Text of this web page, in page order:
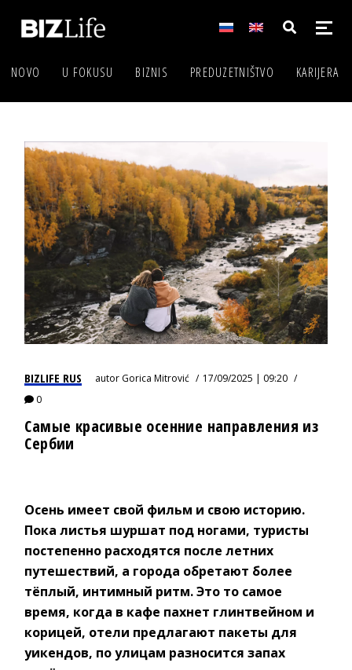
NOVO U FOKUSU BIZNIS PREDUZETNIŠTVO KARIJERA
BIZLIFE RUS autor Gorica Mitrović
17/09/2025 | 09:20
0
Самые красивые осенние направления из
Сербии
Осень имеет свой фильм и свою историю.
Пока листья шуршат под ногами, туристы
постепенно расходятся после летних
путешествий, а города обретают более
тёплый, интимный ритм. Это то самое
время, когда в кафе пахнет глинтвейном и
корицей, отели предлагают пакеты для
уикендов, по улицам разносится запах